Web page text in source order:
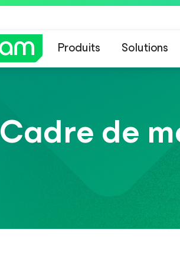
Produits Solutions
Cadre de